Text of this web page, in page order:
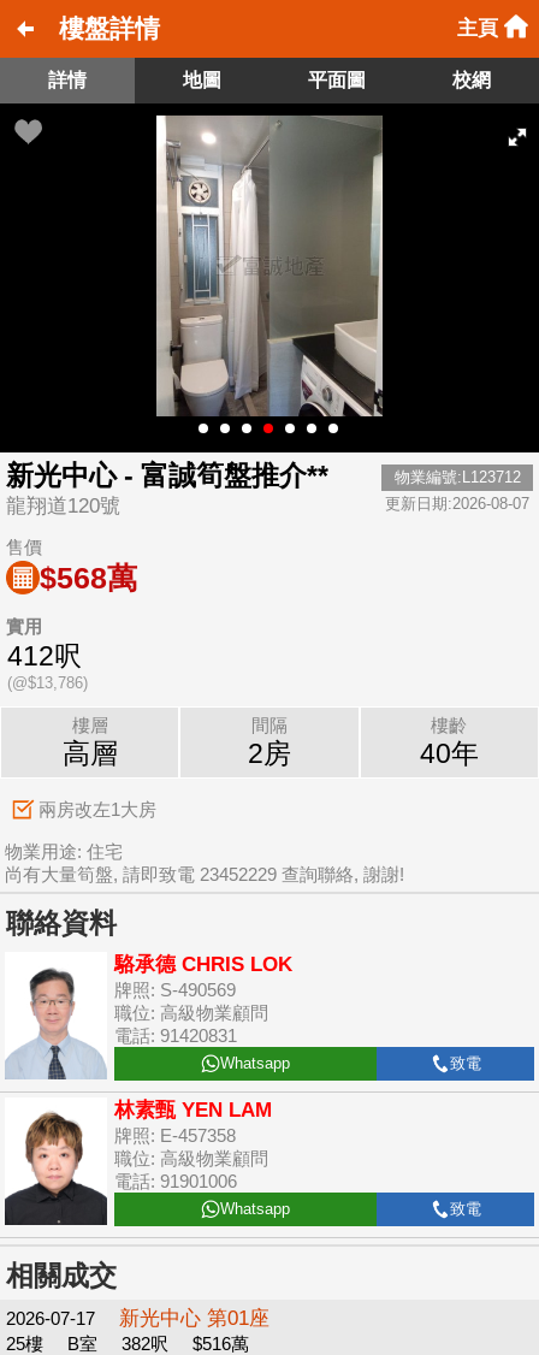
樓盤詳情 主頁
詳情 地圖 平面圖 校網
新光中心 - 富誠筍盤推介**
龍翔道120號
物業編號:L123712
更新日期:2026-08-07
售價
$568萬
實用
412呎
(@$13,786)
樓層
高層
間隔
2房
樓齡
40年
兩房改左1大房
物業用途: 住宅
尚有大量筍盤, 請即致電 23452229 查詢聯絡, 謝謝!
聯絡資料
駱承德 CHRIS LOK
牌照: S-490569
職位: 高級物業顧問
電話: 91420831
Whatsapp 致電
林素甄 YEN LAM
牌照: E-457358
職位: 高級物業顧問
電話: 91901006
Whatsapp 致電
相關成交
2026-07-17 新光中心 第01座
25樓 B室 382呎
$516萬